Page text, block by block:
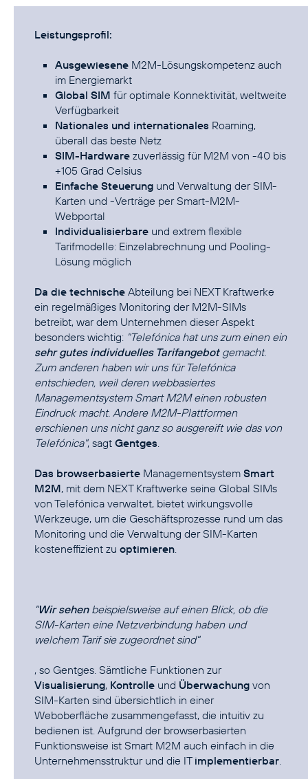
Leistungsprofil:
Ausgewiesene M2M-Lösungskompetenz auch
im Energiemarkt
Global SIM für optimale Konnektivität, weltweite
Verfügbarkeit
Nationales und internationales Roaming,
überall das beste Netz
SIM-Hardware zuverlässig für M2M von -40 bis
+105 Grad Celsius
Einfache Steuerung und Verwaltung der SIM-
Karten und -Verträge per Smart-M2M-
Webportal
Individualisierbare und extrem flexible
Tarifmodelle: Einzelabrechnung und Pooling-
Lösung möglich
Da die technische Abteilung bei NEXT Kraftwerke
ein regelmäßiges Monitoring der M2M-SIMs
betreibt, war dem Unternehmen dieser Aspekt
besonders wichtig: "Telefónica hat uns zum einen ein
sehr gutes individuelles Tarifangebotgemacht.
Zum anderen haben wir uns für Telefónica
entschieden, weil deren webbasiertes
Managementsystem Smart M2M einen robusten
Eindruck macht. Andere M2M-Plattformen
erschienen uns nicht ganz so ausgereift wie das von
Telefónica", sagt Gentges.
Das browserbasierte Managementsystem Smart
M2M, mit dem NEXT Kraftwerke seine Global SIMs
von Telefónica verwaltet, bietet wirkungsvolle
Werkzeuge, um die Geschäftsprozesse rund um das
Monitoring und die Verwaltung der SIM-Karten
kosteneffizient zu optimieren.
"Wir sehenbeispielsweise auf einen Blick, ob die
SIM-Karten eine Netzverbindung haben und
welchem Tarif sie zugeordnet sind"
, so Gentges. Sämtliche Funktionen zur
Visualisierung, Kontrolle und Überwachung von
SIM-Karten sind übersichtlich in einer
Weboberfläche zusammengefasst, die intuitiv zu
bedienen ist. Aufgrund der browserbasierten
Funktionsweise ist Smart M2M auch einfach in die
Unternehmensstruktur und die IT implementierbar.